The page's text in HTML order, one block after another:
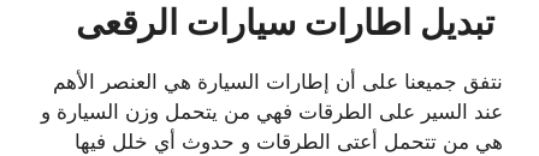
تبديل اطارات سيارات الرقعى
نتفق جميعنا على أن إطارات السيارة هي العنصر الأهم
عند السير على الطرقات فهي من يتحمل وزن السيارة و
هي من تتحمل أعتى الطرقات و حدوث أي خلل فيها